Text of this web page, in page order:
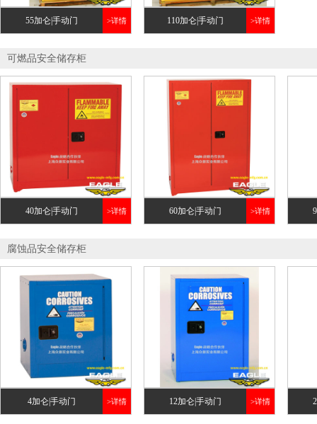
55加仑|手动门 >详情 110加仑|手动门 >详情
可燃品安全储存柜
40加仑|手动门 >详情 60加仑|手动门 >详情
腐蚀品安全储存柜
4加仑|手动门 >详情 12加仑|手动门 >详情